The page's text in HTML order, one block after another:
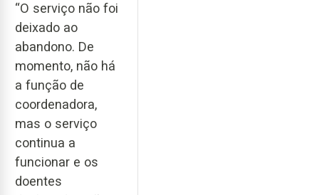
“O serviço não foi
deixado ao
abandono. De
momento, não há
a função de
coordenadora,
mas o serviço
continua a
funcionar e os
doentes